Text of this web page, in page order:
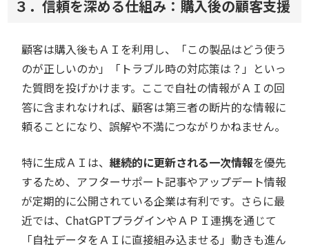
３．信頼を深める仕組み：購入後の顧客支援
顧客は購入後もＡＩを利用し、「この製品はどう使う
のが正しいのか」「トラブル時の対応策は？」といっ
た質問を投げかけます。ここで自社の情報がＡＩの回
答に含まれなければ、顧客は第三者の断片的な情報に
頼ることになり、誤解や不満につながりかねません。
特に生成ＡＩは、継続的に更新される一次情報を優先
するため、アフターサポート記事やアップデート情報
が定期的に公開されている企業は有利です。さらに最
近では、ChatGPTプラグインやＡＰＩ連携を通じて
「自社データをＡＩに直接組み込ませる」動きも進ん